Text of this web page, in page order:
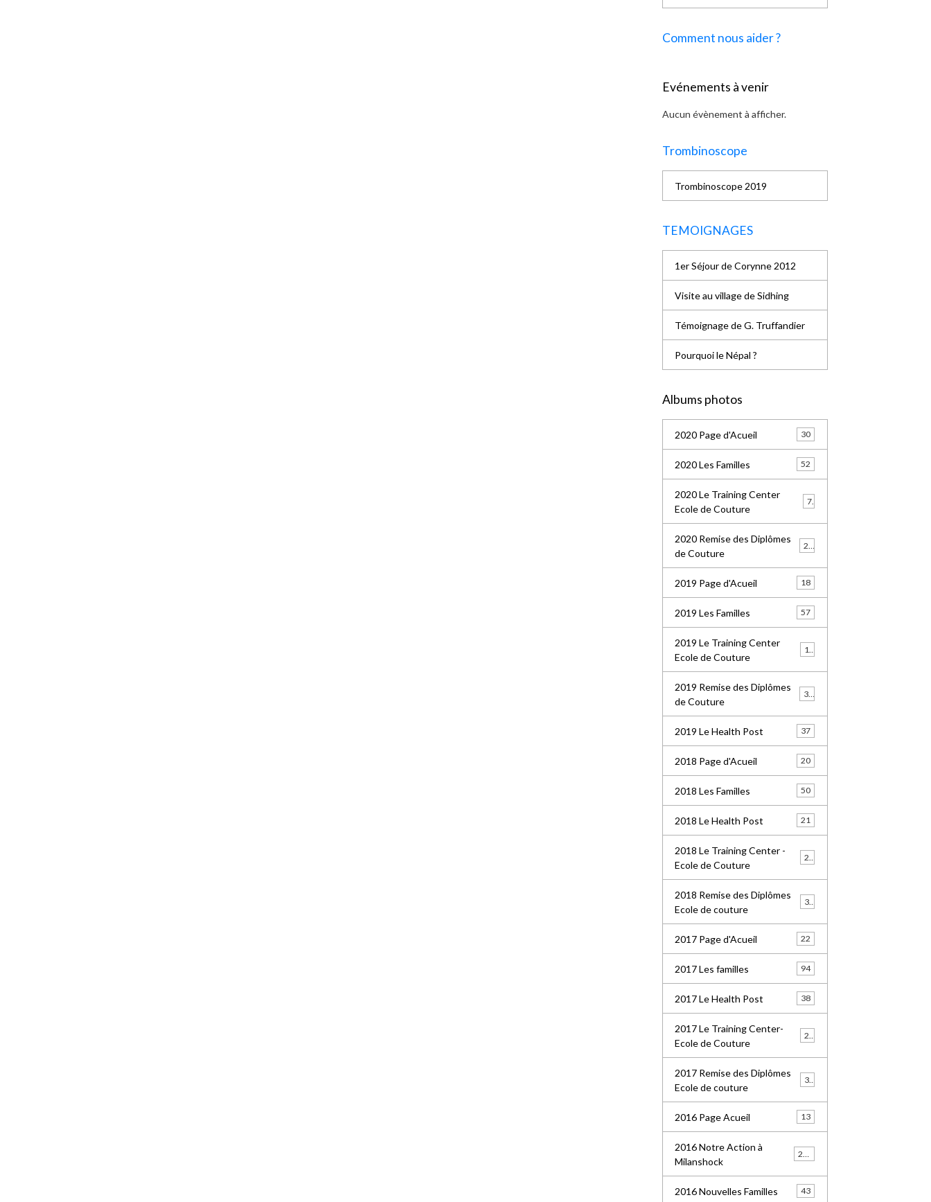
Comment nous aider ?
Evénements à venir
Aucun évènement à afficher.
Trombinoscope
Trombinoscope 2019
TEMOIGNAGES
1er Séjour de Corynne 2012
Visite au village de Sidhing
Témoignage de G. Truffandier
Pourquoi le Népal ?
Albums photos
2020 Page d'Acueil 30
2020 Les Familles 52
2020 Le Training Center
Ecole de Couture
2020 Remise des Diplômes
de Couture
2019 Page d'Acueil 18
2019 Les Familles 57
2019 Le Training Center
Ecole de Couture
2019 Remise des Diplômes
de Couture
36
2019 Le Health Post 37
2018 Page d'Acueil 20
2018 Les Familles 50
2018 Le Health Post 21
2018 Le Training Center -
Ecole de Couture
2018 Remise des Diplômes
Ecole de couture
2017 Page d'Acueil 22
2017 Les familles 94
2017 Le Health Post 38
2017 Le Training Center-
Ecole de Couture
2017 Remise des Diplômes
Ecole de couture
2016 Page Acueil 13
2016 Notre Action à
Milanshock
2016 Nouvelles Familles 43